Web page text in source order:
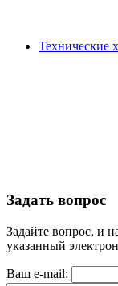
Технические
Задать вопрос
Задайте вопрос, и
указанный
Ваш e-mail: